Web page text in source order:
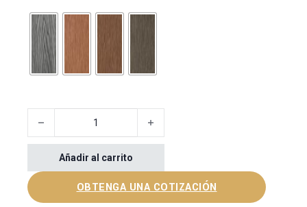
Deep Embossed Decking Board cantidad
Añadir al carrito
OBTENGA UNA COTIZACIÓN